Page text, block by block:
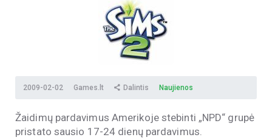
2009-02-02 Games.lt Dalintis Naujienos
Žaidimų pardavimus Amerikoje stebinti „NPD“ grupė
pristato sausio 17-24 dienų pardavimus.